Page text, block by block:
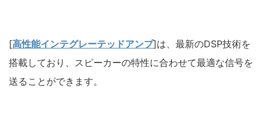
[高性能インテグレーテッドアンプ]は、最新のDSP技術を
搭載しており、スピーカーの特性に合わせて最適な信号を
送ることができます。